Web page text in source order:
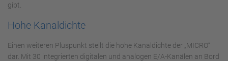
gibt.
Hohe Kanaldichte
Einen weiteren Pluspunkt stellt die hohe Kanaldichte der „MICRO“
dar. Mit 30 integrierten digitalen und analogen E/A-Kanälen an Bord